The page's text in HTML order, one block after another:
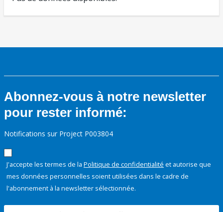
Abonnez-vous à notre newsletter
pour rester informé:
Notifications sur Project P003804
J'accepte les termes de la Politique de confidentialité et autorise que
mes données personnelles soient utilisées dans le cadre de
l'abonnement à la newsletter sélectionnée.